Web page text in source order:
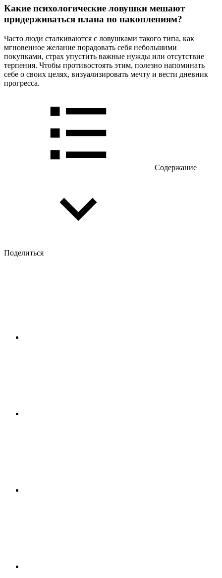
Какие психологические ловушки мешают
придерживаться плана по накоплениям?
Часто люди сталкиваются с ловушками такого типа, как
мгновенное желание порадовать себя небольшими
покупками, страх упустить важные нужды или отсутствие
терпения. Чтобы противостоять этим, полезно напоминать
себе о своих целях, визуализировать мечту и вести дневник
прогресса.
Содержание
Поделиться